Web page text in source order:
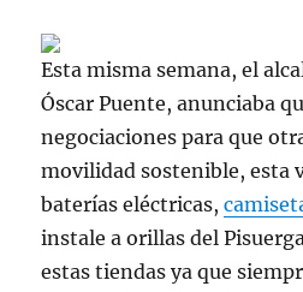
Esta misma semana, el
Óscar Puente, anunciaba
negociaciones para que
movilidad sostenible, esta
baterías eléctricas,
instale a orillas del
estas tiendas ya que